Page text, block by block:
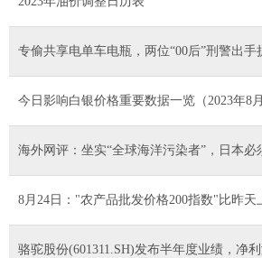
专偷共享电单车电瓶，两位“00后”刑警出手
今日影响白银价格重要数据一览（2023年8月
海外网评：坐实“全球海洋污染者”，日本必
8月24日："农产品批发价格200指数"比昨天
骆驼股份(601311.SH)发布半年度业绩，净